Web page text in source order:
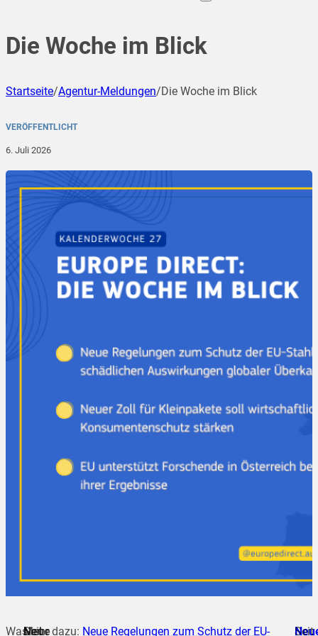
Die Woche im Blick
Startseite/Agentur-Meldungen/Die Woche im Blick
VERÖFFENTLICHT
6. Juli 2026
WasNeue
Seit
Mehr dazu: Neue Regelungen zum Schutz der EU-
Seit